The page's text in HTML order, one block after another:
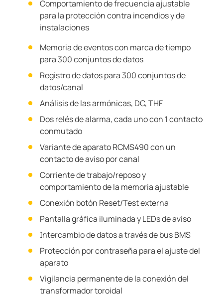
Comportamiento de frecuencia ajustable
para la protección contra incendios y de
instalaciones
Memoria de eventos con marca de tiempo
para 300 conjuntos de datos
Registro de datos para 300 conjuntos de
datos/canal
Análisis de las armónicas, DC, THF
Dos relés de alarma, cada uno con 1 contacto
conmutado
Variante de aparato RCMS490 con un
contacto de aviso por canal
Corriente de trabajo/reposo y
comportamiento de la memoria ajustable
Conexión botón Reset/Test externa
Pantalla gráfica iluminada y LEDs de aviso
Intercambio de datos a través de bus BMS
Protección por contraseña para el ajuste del
aparato
Vigilancia permanente de la conexión del
transformador toroidal